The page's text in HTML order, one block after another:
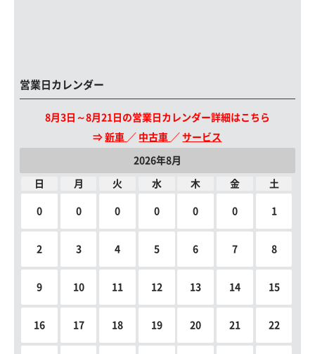
営業日カレンダー
8月3日～8月21日の営業日カレンダー詳細はこちら
⇒新車 ／ 中古車 ／サービス
2026年8月
日 月 火 水 木 金 土
0 0 0 0 0 0 1
2 3 4 5 6 7 8
9 10 11 12 13 14 15
16 17 18 19 20 21 22